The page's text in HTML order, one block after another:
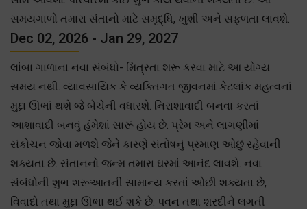
સમયગાળો તમારા સંતાનો માટે સમૃદ્ધિ, ખુશી અને સફળતા લાવશે.
Dec 02, 2026 - Jan 29, 2027
લાંબા ગાળાના નવા સંબંધો- મિત્રતા શરૂ કરવા માટે આ યોગ્ય
સમય નથી. વ્યાવસાયિક કે વ્યક્તિગત જીવનમાં કેટલાંક મહત્વનાં
મુદ્દા ઊભાં થશે જે બેચેની વધારશે. નિરાશાવાદી બનવા કરતાં
આશાવાદી બનવું હંમેશાં સારૂં હોય છે. પ્રેમ અને લાગણીમાં
સંકોચન જોવા મળશે જેને કારણે સંતોષનું પ્રમાણ ઓછું રહેવાની
શક્યતા છે. સંતાનનો જન્મ તમારા ઘરમાં આનંદ લાવશે. નવા
સંબંધોની શુભ શરૂઆતની સામાન્ય કરતાં ઓછી શક્યતા છે,
વિવાદો તથા મુદ્દા ઊભા થઈ શકે છે. પવન તથા શરદીને લગતી